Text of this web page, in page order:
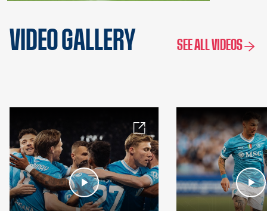
VIDEO GALLERY SEE ALL VIDEOS